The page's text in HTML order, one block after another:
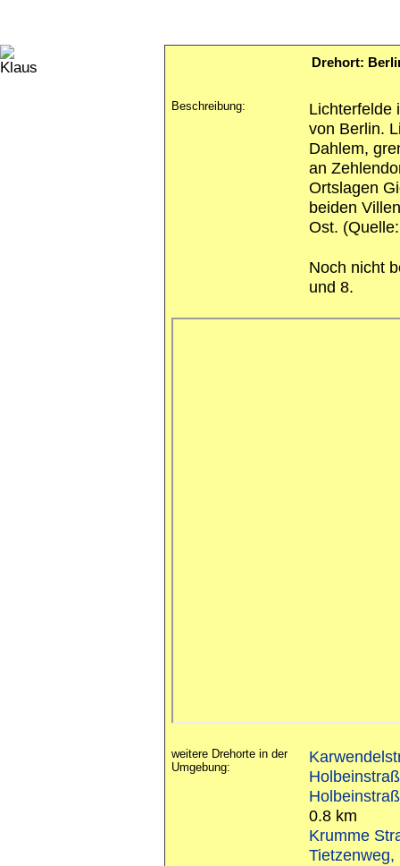
Drehort:
Beschreibung:
Lichterfelde
von Berlin.
Dahlem,
an
Ortslagen
beiden
Ost.
Noch nicht
und 8.
weitere Drehorte in der
Umgebung:
0.8 km
Krumme